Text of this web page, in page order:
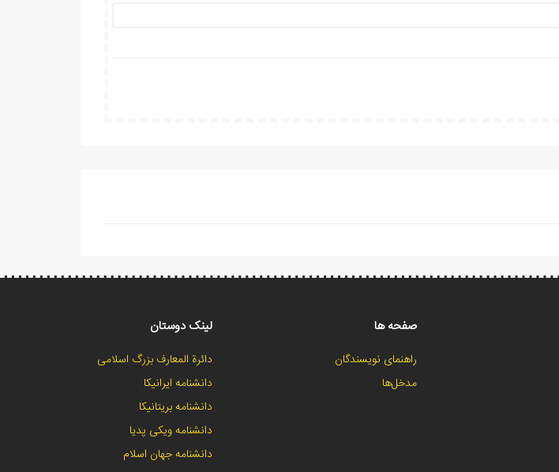
صفحه ها
راهنمای نویسندگان
مدخل‌ها
لینک دوستان
دائرة المعارف بزرگ اسلامی
دانشنامه ایرانیکا
دانشنامه بریتانیکا
دانشنامه ویکی پدیا
دانشنامه جهان اسلام